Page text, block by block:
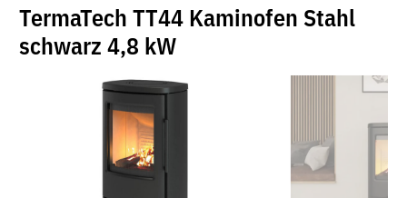
TermaTech TT44 Kaminofen Stahl
schwarz 4,8 kW